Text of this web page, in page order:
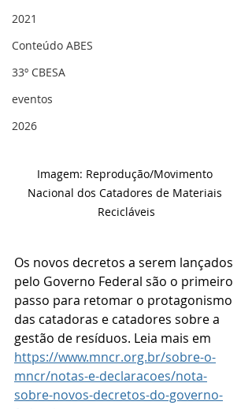
2021
Conteúdo ABES
33º CBESA
eventos
2026
Imagem: Reprodução/Movimento
Nacional dos Catadores de Materiais
Recicláveis
Os novos decretos a serem lançados
pelo Governo Federal são o primeiro
passo para retomar o protagonismo
das catadoras e catadores sobre a
gestão de resíduos. Leia mais em
https://www.mncr.org.br/sobre-o-
mncr/notas-e-declaracoes/nota-
sobre-novos-decretos-do-governo-